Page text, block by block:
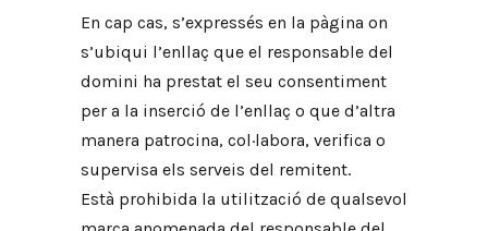
En cap cas, s’expressés en la pàgina on
s’ubiqui l’enllaç que el responsable del
domini ha prestat el seu consentiment
per a la inserció de l’enllaç o que d’altra
manera patrocina, col·labora, verifica o
supervisa els serveis del remitent.
Està prohibida la utilització de qualsevol